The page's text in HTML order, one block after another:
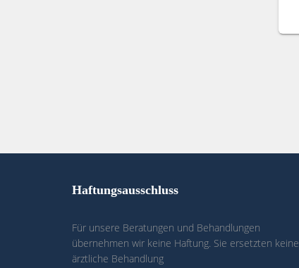
Haftungsausschluss
Für unsere Beratungen und Behandlungen
übernehmen wir keine Haftung. Sie ersetzten keine
ärztliche Behandlung